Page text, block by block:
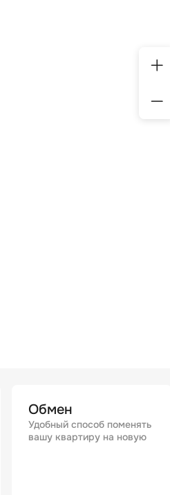
Обмен
Удобный способ поменять
вашу квартиру на новую